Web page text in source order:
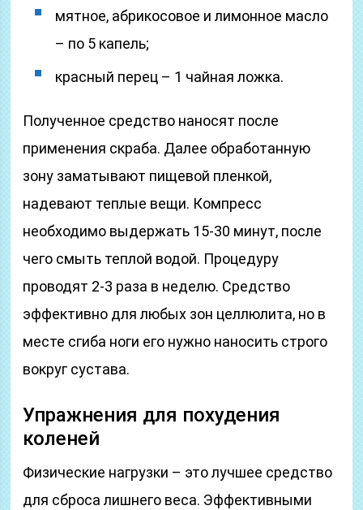
мятное, абрикосовое и лимонное масло
– по 5 капель;
красный перец – 1 чайная ложка.
Полученное средство наносят после
применения скраба. Далее обработанную
зону заматывают пищевой пленкой,
надевают теплые вещи. Компресс
необходимо выдержать 15-30 минут, после
чего смыть теплой водой. Процедуру
проводят 2-3 раза в неделю. Средство
эффективно для любых зон целлюлита, но в
месте сгиба ноги его нужно наносить строго
вокруг сустава.
Упражнения для похудения
коленей
Физические нагрузки – это лучшее средство
для сброса лишнего веса. Эффективными